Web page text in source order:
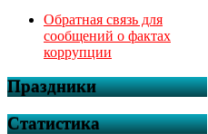
Обратная связь для
сообщений о фактах
коррупции
Праздники
Статистика